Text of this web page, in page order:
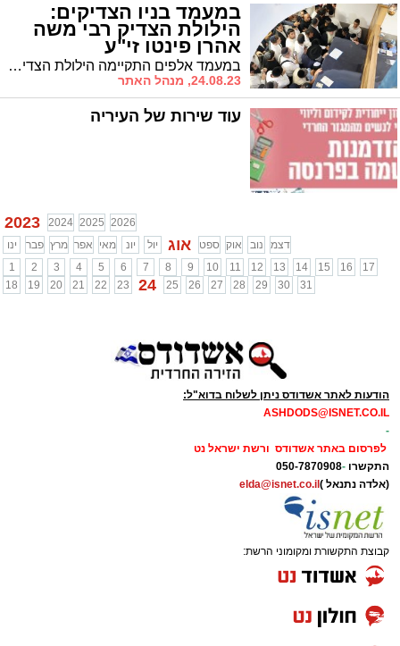
במעמד בניו הצדיקים:
הילולת הצדיק רבי משה
אהרן פינטו זי"ע
במעמד אלפים התקיימה הילולת הצדיק זי"ע בבית העלמין. בניו הצדיקים העתירו בתפילה
24.08.23, מנהל האתר
עוד שירות של העיריה
2023 2024 2025 2026
ינו
פבר מרץ אפר מאי יונ יול אוג ספט אוק נוב
דצמ
1
2 3 4 5 6 7 8 9 10 11 12 13 14 15 16
17
18
19 20 21 22 23 24 25 26 27 28 29 30 31
הודעות לאתר אשדודס ניתן לשלוח בדוא"ל:
ASHDODS@ISNET.CO.IL
-
לפרסום באתר אשדודס ורשת ישראל נט
התקשרו -
050-7870908
(אלדה נתנאל ) elda@isnet.co.il
קבוצת התקשורת ומקומוני הרשת: